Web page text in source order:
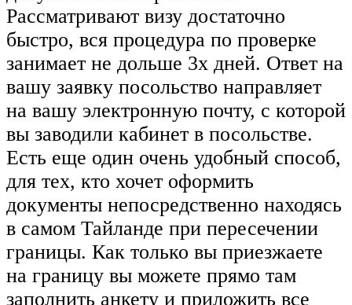
Рассматривают визу достаточно
быстро, вся процедура по проверке
занимает не дольше 3х дней. Ответ на
вашу заявку посольство направляет
на вашу электронную почту, с которой
вы заводили кабинет в посольстве.
Есть еще один очень удобный способ,
для тех, кто хочет оформить
документы непосредственно находясь
в самом Тайланде при пересечении
границы. Как только вы приезжаете
на границу вы можете прямо там
заполнить анкету и приложить все